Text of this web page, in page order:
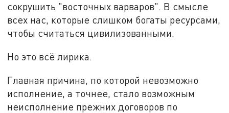
сокрушить "восточных варваров". В смысле
всех нас, которые слишком богаты ресурсами,
чтобы считаться цивилизованными.
Но это всё лирика.
Главная причина, по которой невозможно
исполнение, а точнее, стало возможным
неисполнение прежних договоров по